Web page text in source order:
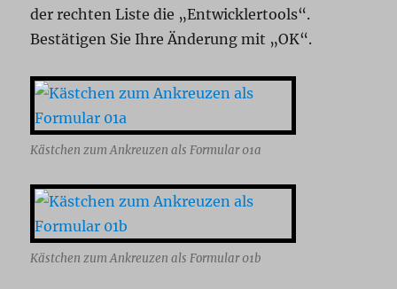
der rechten Liste die „Entwicklertools“.
Bestätigen Sie Ihre Änderung mit „OK“.
Kästchen zum Ankreuzen als Formular 01a
Kästchen zum Ankreuzen als Formular 01b